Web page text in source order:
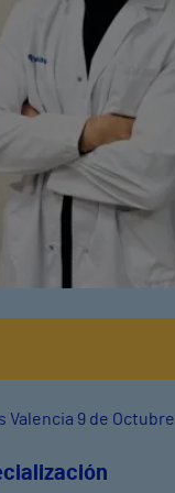
Valencia 9 de Octubre